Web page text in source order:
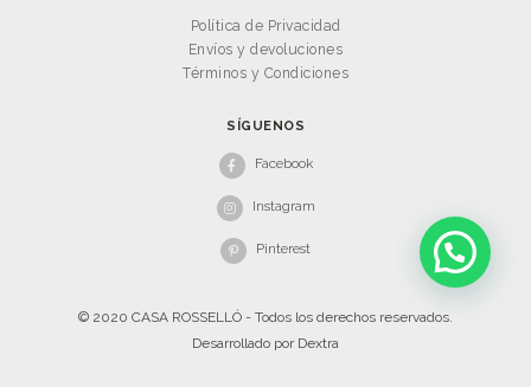
Política de Privacidad
Envíos y devoluciones
Términos y Condiciones
SÍGUENOS
Facebook
Instagram
Pinterest
© 2020 CASA ROSSELLÓ - Todos los derechos reservados.
Desarrollado por Dextra